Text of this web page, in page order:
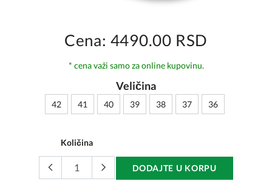
Cena: 4490.00 RSD
* cena važi samo za online kupovinu.
Veličina
42 41 40 39 38 37 36
Količina
DODAJTE U KORPU